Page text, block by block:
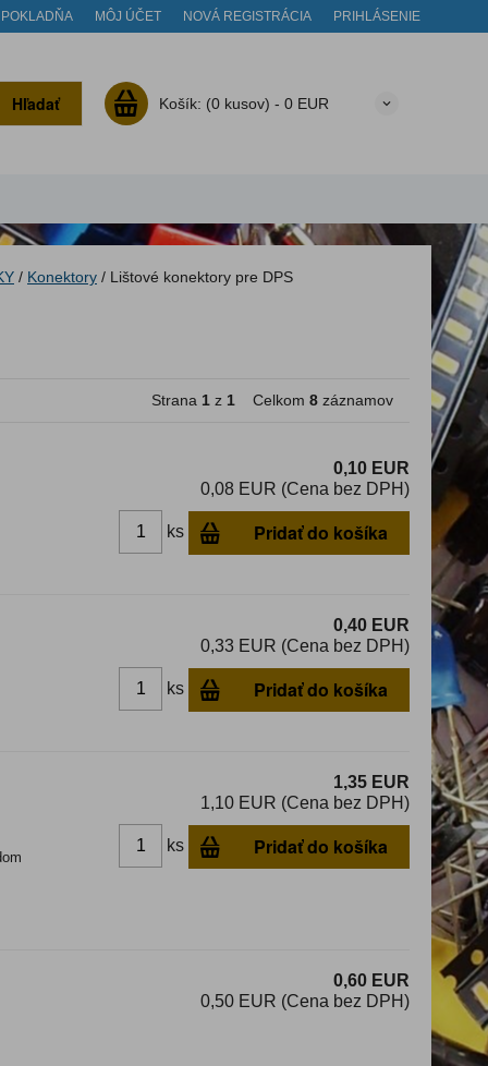
POKLADŇA MÔJ ÚČET NOVÁ REGISTRÁCIA PRIHLÁSENIE
Hľadať Košík: (0 kusov) - 0 EUR
/ Konektory / Lištové konektory pre DPS
Strana 1 z 1 Celkom 8 záznamov
0,10 EUR
0,08 EUR (Cena bez DPH)
ks Pridať do košíka
0,40 EUR
0,33 EUR (Cena bez DPH)
ks Pridať do košíka
1,35 EUR
1,10 EUR (Cena bez DPH)
ks Pridať do košíka
0,60 EUR
0,50 EUR (Cena bez DPH)